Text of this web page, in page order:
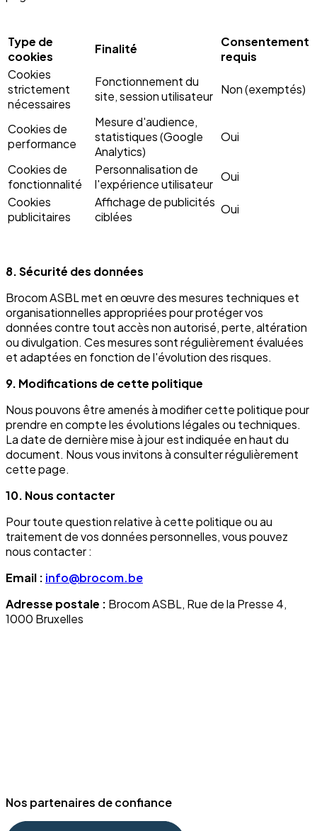
Type de
cookies
Finalité
Consentement
requis
Cookies
strictement
nécessaires
Fonctionnement du
site, session utilisateur Non (exemptés)
Cookies de
performance
Mesure d'audience,
statistiques (Google
Analytics)
Oui
Cookies de
fonctionnalité
Personnalisation de
l'expérience utilisateur
Oui
Cookies
publicitaires
Affichage de publicités
ciblées
Oui
8. Sécurité des données
Brocom ASBL met en œuvre des mesures techniques et
organisationnelles appropriées pour protéger vos
données contre tout accès non autorisé, perte, altération
ou divulgation. Ces mesures sont régulièrement évaluées
et adaptées en fonction de l'évolution des risques.
9. Modifications de cette politique
Nous pouvons être amenés à modifier cette politique pour
prendre en compte les évolutions légales ou techniques.
La date de dernière mise à jour est indiquée en haut du
document. Nous vous invitons à consulter régulièrement
cette page.
10. Nous contacter
Pour toute question relative à cette politique ou au
traitement de vos données personnelles, vous pouvez
nous contacter :
Email : info@brocom.be
Adresse postale : Brocom ASBL, Rue de la Presse 4,
1000 Bruxelles
Nos partenaires de confiance